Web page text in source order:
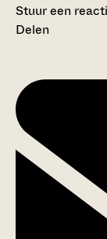
Stuur een
Delen